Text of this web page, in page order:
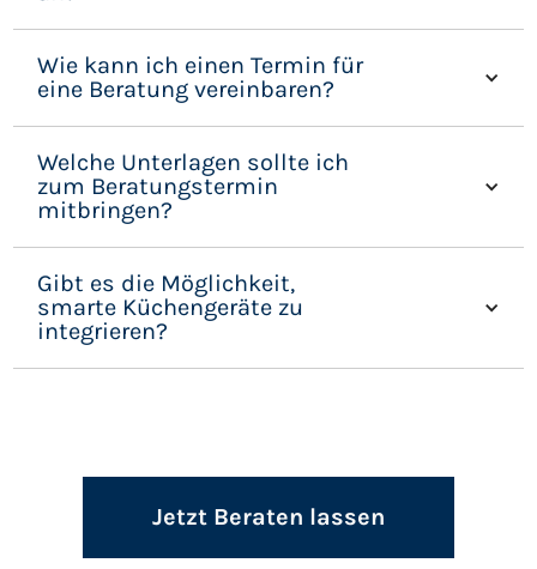
Wie kann ich einen Termin für
eine Beratung vereinbaren?
Welche Unterlagen sollte ich
zum Beratungstermin
mitbringen?
Gibt es die Möglichkeit,
smarte Küchengeräte zu
integrieren?
Jetzt Beraten lassen